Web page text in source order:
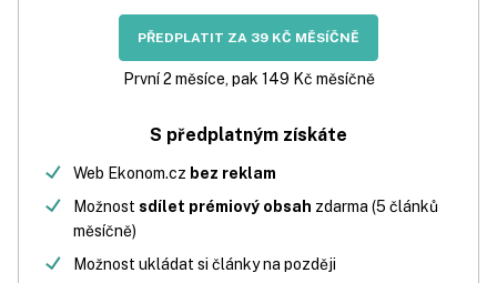
PŘEDPLATIT ZA 39 KČ MĚSÍČNĚ
První 2 měsíce, pak 149 Kč měsíčně
S předplatným získáte
Web Ekonom.cz bez reklam
Možnost sdílet prémiový obsah zdarma (5 článků
měsíčně)
Možnost ukládat si články na později